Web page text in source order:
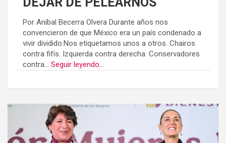
Por Aníbal Becerra Olvera Durante años nos
convencieron de que México era un país condenado a
vivir dividido.Nos etiquetamos unos a otros. Chairos
contra fifís. Izquierda contra derecha. Conservadores
contra... Seguir leyendo...